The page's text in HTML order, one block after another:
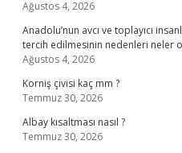
Ağustos 4, 2026
Anadolu’nun avcı ve toplayıcı
tercih edilmesinin nedenleri neler
Ağustos 4, 2026
Korniş çivisi kaç mm ?
Temmuz 30, 2026
Albay kısaltması nasıl ?
Temmuz 30, 2026